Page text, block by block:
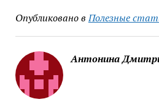
Опубликовано в Полезные
Антонина